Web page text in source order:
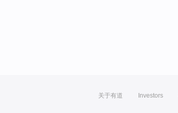
关于有道 Investors